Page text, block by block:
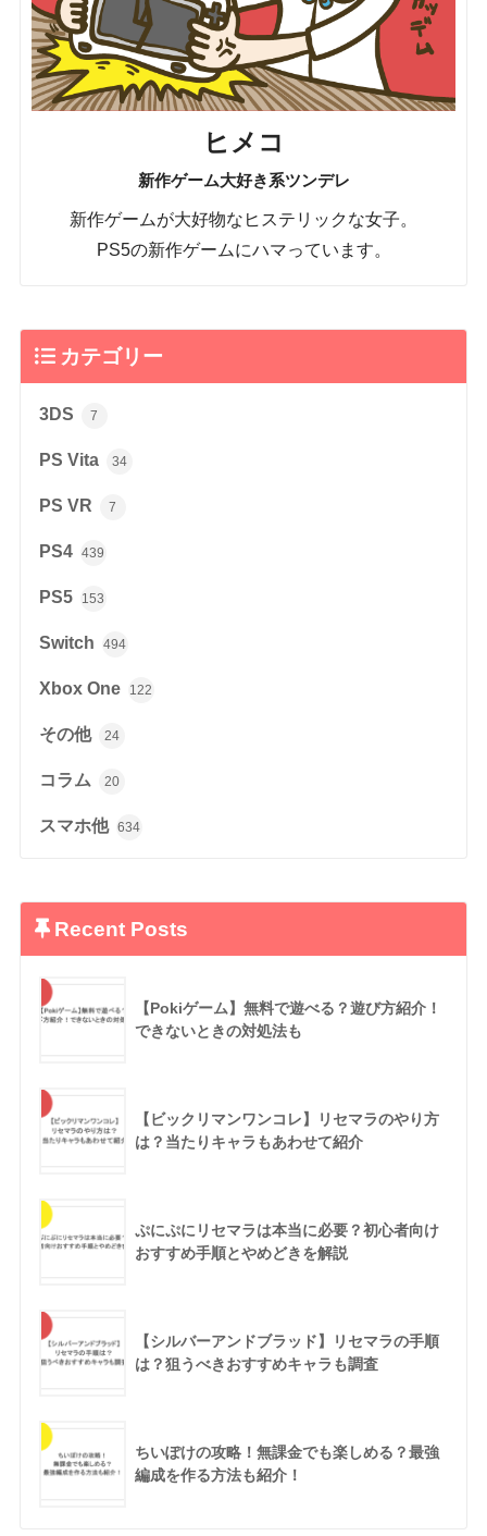
ヒメコ
新作ゲーム大好き系ツンデレ
新作ゲームが大好物なヒステリックな女子。
PS5の新作ゲームにハマっています。
カテゴリー
3DS 7
PS Vita 34
PS VR 7
PS4 439
PS5 153
Switch 494
Xbox One 122
その他 24
コラム 20
スマホ他 634
Recent Posts
【Pokiゲーム】無料で遊べる？遊び方紹介！
できないときの対処法も
【ビックリマンワンコレ】リセマラのやり方
は？当たりキャラもあわせて紹介
ぷにぷにリセマラは本当に必要？初心者向け
おすすめ手順とやめどきを解説
【シルバーアンドブラッド】リセマラの手順
は？狙うべきおすすめキャラも調査
ちいぽけの攻略！無課金でも楽しめる？最強
編成を作る方法も紹介！